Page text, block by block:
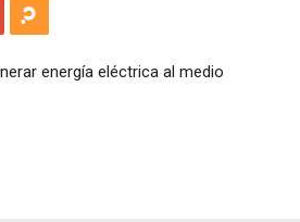
energía eléctrica al medio